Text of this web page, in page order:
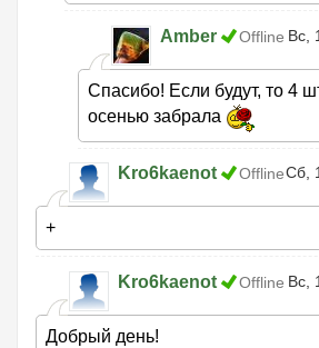
Amber Offline Вс,
Спасибо! Если будут, то 4
осенью забрала
Kro6kaenot OfflineСб,
+
Kro6kaenot Offline Вс,
Добрый день!